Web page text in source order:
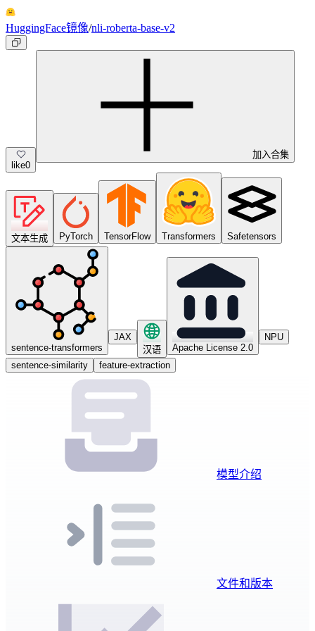
HuggingFace镜像/nli-roberta-base-v2
like0
加入合集
文本生成 PyTorch TensorFlow Transformers Safetensors
sentence-transformers
JAX
汉语
Apache License 2.0
NPU
sentence-similarity feature-extraction
模型介绍
文件和版本